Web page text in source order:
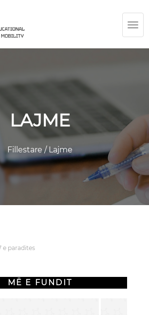
LAJME
Fillestare/Lajme
e paradites
MË E FUNDIT